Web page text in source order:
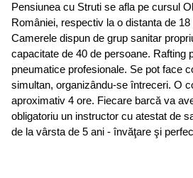
Pensiunea cu Struti se afla pe cursul
României, respectiv la o distanta de
Camerele dispun de grup sanitar
capacitate de 40 de persoane. Rafting
pneumatice profesionale. Se pot face
simultan, organizându-se întreceri. O
aproximativ 4 ore. Fiecare barcă va
obligatoriu un instructor cu atestat de
de la vârsta de 5 ani - învăţare şi